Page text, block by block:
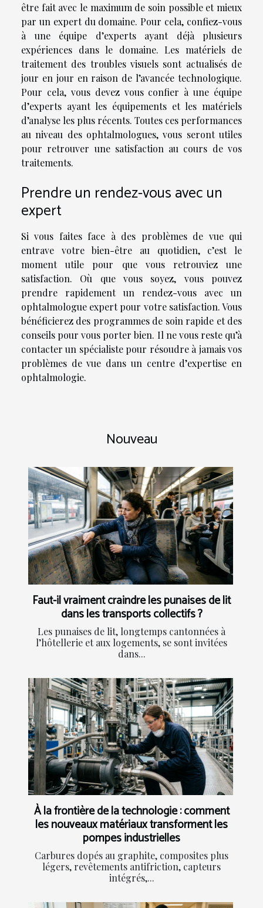
être fait avec le maximum de soin possible et mieux
par un expert du domaine. Pour cela, confiez-vous
à une équipe d’experts ayant déjà plusieurs
expériences dans le domaine. Les matériels de
traitement des troubles visuels sont actualisés de
jour en jour en raison de l’avancée technologique.
Pour cela, vous devez vous confier à une équipe
d’experts ayant les équipements et les matériels
d’analyse les plus récents. Toutes ces performances
au niveau des ophtalmologues, vous seront utiles
pour retrouver une satisfaction au cours de vos
traitements.
Prendre un rendez-vous avec un
expert
Si vous faites face à des problèmes de vue qui
entrave votre bien-être au quotidien, c’est le
moment utile pour que vous retrouviez une
satisfaction. Où que vous soyez, vous pouvez
prendre rapidement un rendez-vous avec un
ophtalmologue expert pour votre satisfaction. Vous
bénéficierez des programmes de soin rapide et des
conseils pour vous porter bien. Il ne vous reste qu’à
contacter un spécialiste pour résoudre à jamais vos
problèmes de vue dans un centre d’expertise en
ophtalmologie.
Nouveau
Faut-il vraiment craindre les punaises de lit
dans les transports collectifs ?
Les punaises de lit, longtemps cantonnées à
l’hôtellerie et aux logements, se sont invitées
dans...
À la frontière de la technologie : comment
les nouveaux matériaux transforment les
pompes industrielles
Carbures dopés au graphite, composites plus
légers, revêtements antifriction, capteurs
intégrés,...